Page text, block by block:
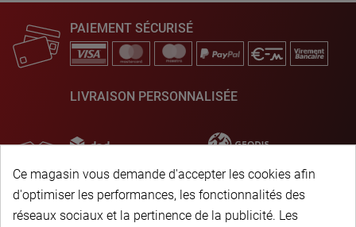
PAIEMENT SÉCURISÉ
LIVRAISON PERSONNALISÉE
Ce magasin vous demande d'accepter les cookies afin
d'optimiser les performances, les fonctionnalités des
réseaux sociaux et la pertinence de la publicité. Les